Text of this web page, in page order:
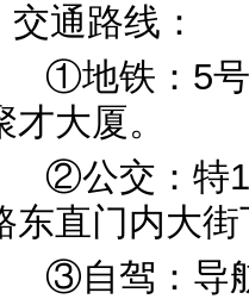
交通路线：
①地铁：5号
才大厦。
②公交：特
东直门内大街
③自驾：导